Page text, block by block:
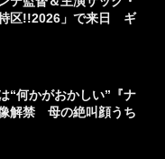
区!!2026」で来日 ギ
“何かがおかしい”『ナ
解禁 母の絶叫顔うち